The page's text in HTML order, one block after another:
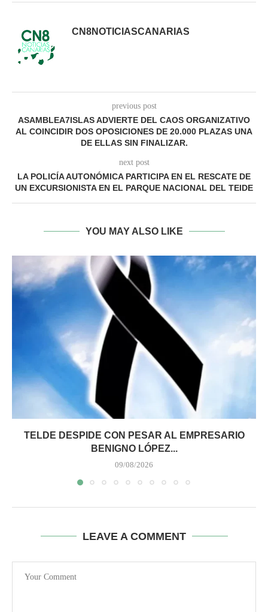
CN8NOTICIASCANARIAS
previous post
ASAMBLEA7ISLAS ADVIERTE DEL CAOS ORGANIZATIVO
AL COINCIDIR DOS OPOSICIONES DE 20.000 PLAZAS UNA
DE ELLAS SIN FINALIZAR.
next post
LA POLICÍA AUTONÓMICA PARTICIPA EN EL RESCATE DE
UN EXCURSIONISTA EN EL PARQUE NACIONAL DEL TEIDE
YOU MAY ALSO LIKE
TELDE DESPIDE CON PESAR AL EMPRESARIO
BENIGNO LÓPEZ...
09/08/2026
LEAVE A COMMENT